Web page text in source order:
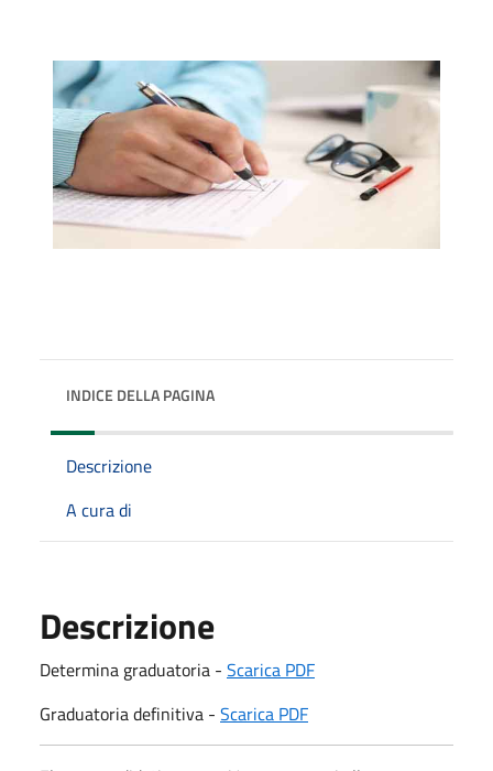
INDICE DELLA PAGINA
Descrizione
A cura di
Descrizione
Determina graduatoria - Scarica PDF
Graduatoria definitiva - Scarica PDF